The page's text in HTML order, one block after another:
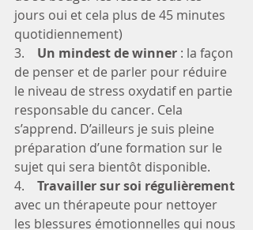
jours oui et cela plus de 45 minutes
quotidiennement)
3. Un mindest de winner : la façon
de penser et de parler pour réduire
le niveau de stress oxydatif en partie
responsable du cancer. Cela
s’apprend. D’ailleurs je suis pleine
préparation d’une formation sur le
sujet qui sera bientôt disponible.
4. Travailler sur soi régulièrement
avec un thérapeute pour nettoyer
les blessures émotionnelles qui nous